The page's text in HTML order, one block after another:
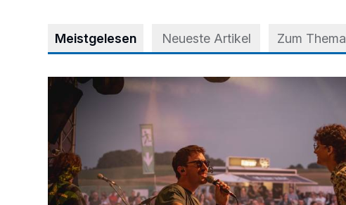
Meistgelesen Neueste Artikel Zum Thema
Mehr als nur ein Festival